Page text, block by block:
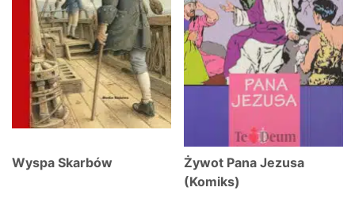
Wyspa Skarbów
Żywot Pana Jezusa
(Komiks)